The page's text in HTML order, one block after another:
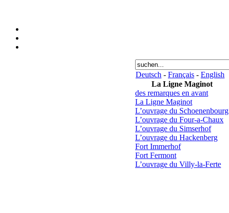
Deutsch - Français - English
La Ligne Maginot
des remarques en avant
La Ligne Maginot
L’ouvrage du Schoenenbourg
L’ouvrage du Four-a-Chaux
L’ouvrage du Simserhof
L’ouvrage du Hackenberg
Fort Immerhof
Fort Fermont
L’ouvrage du Villy-la-Ferte